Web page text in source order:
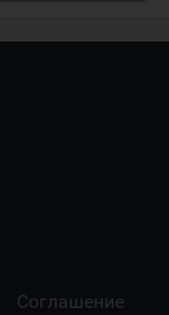
Соглашение